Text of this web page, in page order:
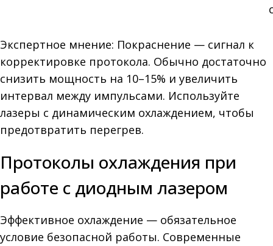
Экспертное мнение: Покраснение — сигнал к
корректировке протокола. Обычно достаточно
снизить мощность на 10–15% и увеличить
интервал между импульсами. Используйте
лазеры с динамическим охлаждением, чтобы
предотвратить перегрев.
Протоколы охлаждения при
работе с диодным лазером
Эффективное охлаждение — обязательное
условие безопасной работы. Современные